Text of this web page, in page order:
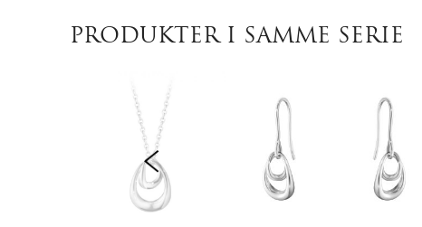
PRODUKTER I SAMME SERIE